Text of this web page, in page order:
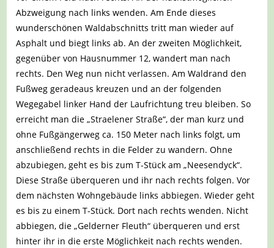
Abzweigung nach links wenden. Am Ende dieses
wunderschönen Waldabschnitts tritt man wieder auf
Asphalt und biegt links ab. An der zweiten Möglichkeit,
gegenüber von Hausnummer 12, wandert man nach
rechts. Den Weg nun nicht verlassen. Am Waldrand den
Fußweg geradeaus kreuzen und an der folgenden
Wegegabel linker Hand der Laufrichtung treu bleiben. So
erreicht man die „Straelener Straße“, der man kurz und
ohne Fußgängerweg ca. 150 Meter nach links folgt, um
anschließend rechts in die Felder zu wandern. Ohne
abzubiegen, geht es bis zum T-Stück am „Neesendyck“.
Diese Straße überqueren und ihr nach rechts folgen. Vor
dem nächsten Wohngebäude links abbiegen. Wieder geht
es bis zu einem T-Stück. Dort nach rechts wenden. Nicht
abbiegen, die „Gelderner Fleuth“ überqueren und erst
hinter ihr in die erste Möglichkeit nach rechts wenden.